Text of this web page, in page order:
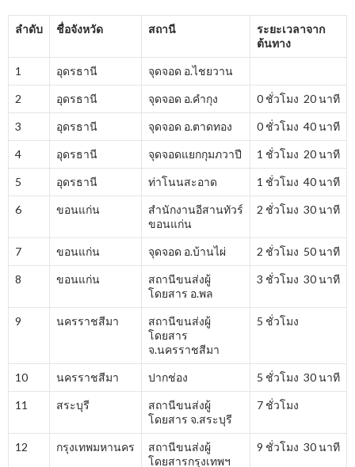
ลำดับ ชื่อจังหวัด สถานี
ระยะเวลาจาก
ต้นทาง
1 อุดรธานี จุดจอด อ.ไชยวาน
2 อุดรธานี จุดจอด อ.คำกุง 0 ชั่วโมง 20 นาที
3 อุดรธานี จุดจอด อ.ตาดทอง 0 ชั่วโมง 40 นาที
4 อุดรธานี จุดจอดแยกกุมภวาปี 1 ชั่วโมง 20 นาที
5 อุดรธานี ท่าโนนสะอาด 1 ชั่วโมง 40 นาที
6 ขอนแก่น
สำนักงานอีสานทัวร์
ขอนแก่น
2 ชั่วโมง 30 นาที
7 ขอนแก่น จุดจอด อ.บ้านไผ่ 2 ชั่วโมง 50 นาที
8 ขอนแก่น
สถานีขนส่งผู้
โดยสาร อ.พล
3 ชั่วโมง 30 นาที
9 นครราชสีมา
สถานีขนส่งผู้
โดยสาร
จ.นครราชสีมา
5 ชั่วโมง
10 นครราชสีมา ปากช่อง 5 ชั่วโมง 30 นาที
11 สระบุรี
สถานีขนส่งผู้
โดยสาร จ.สระบุรี
7 ชั่วโมง
12 กรุงเทพมหานคร
สถานีขนส่งผู้
โดยสารกรุงเทพฯ
9 ชั่วโมง 30 นาที